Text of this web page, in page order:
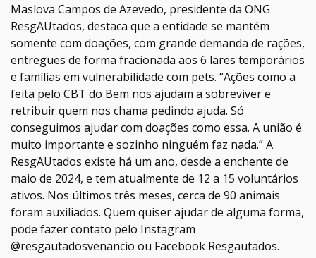
Maslova Campos de Azevedo, presidente da ONG
ResgAUtados, destaca que a entidade se mantém
somente com doações, com grande demanda de rações,
entregues de forma fracionada aos 6 lares temporários
e famílias em vulnerabilidade com pets. “Ações como a
feita pelo CBT do Bem nos ajudam a sobreviver e
retribuir quem nos chama pedindo ajuda. Só
conseguimos ajudar com doações como essa. A união é
muito importante e sozinho ninguém faz nada.” A
ResgAUtados existe há um ano, desde a enchente de
maio de 2024, e tem atualmente de 12 a 15 voluntários
ativos. Nos últimos três meses, cerca de 90 animais
foram auxiliados. Quem quiser ajudar de alguma forma,
pode fazer contato pelo Instagram
@resgautadosvenancio ou Facebook Resgautados.